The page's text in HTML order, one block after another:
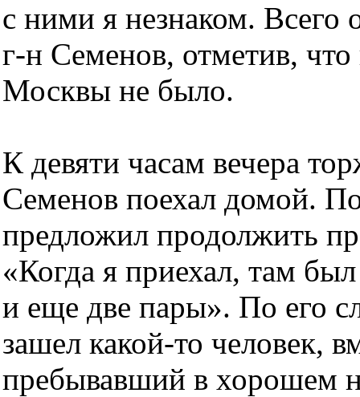
с ними я незнаком. Всего
г-н Семенов, отметив,
Москвы не было.
К девяти часам вечера
Семенов поехал домой.
предложил продолжить
«Когда я приехал, там
и еще две пары». По его
зашел какой-то человек,
пребывавший в хорошем